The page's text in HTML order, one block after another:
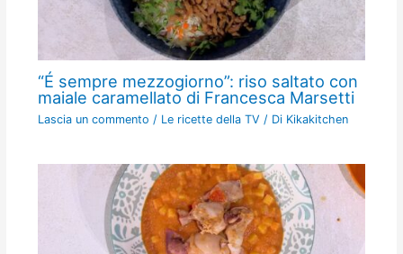
“É sempre mezzogiorno”: riso saltato con
maiale caramellato di Francesca Marsetti
Lascia un commento / Le ricette della TV / Di Kikakitchen